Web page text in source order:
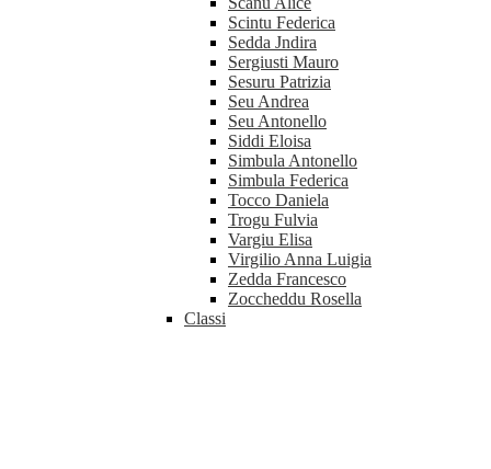
Scintu Federica
Sedda Jndira
Sergiusti Mauro
Sesuru Patrizia
Seu Andrea
Seu Antonello
Siddi Eloisa
Simbula Antonello
Simbula Federica
Tocco Daniela
Trogu Fulvia
Vargiu Elisa
Virgilio Anna Luigia
Zedda Francesco
Zoccheddu Rosella
Classi